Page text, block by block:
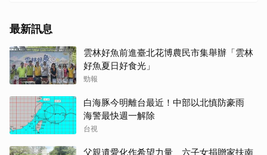
最新訊息
雲林好魚前進臺北花博農民市集舉辦「雲林
好魚夏日好食光」
勁報
白海豚今明離台最近！中部以北慎防豪雨
海警最快週一解除
台視
父親遺愛化作希望力量 六子女捐贈家扶南